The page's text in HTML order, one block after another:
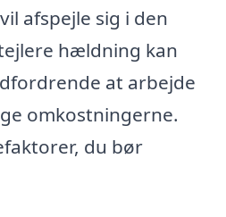
afspejle sig i den
hældning kan
at arbejde
omkostningerne.
du bør